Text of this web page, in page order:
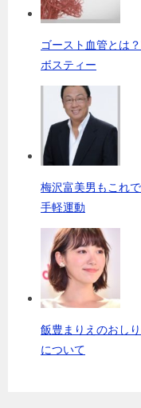
ゴースト血管とは
ボスティー
梅沢富美男もこれ
手軽運動
飯豊まりえのおし
について